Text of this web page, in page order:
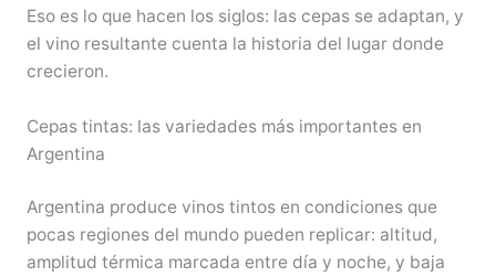
Eso es lo que hacen los siglos: las cepas se adaptan, y
el vino resultante cuenta la historia del lugar donde
crecieron.
Cepas tintas: las variedades más importantes en
Argentina
Argentina produce vinos tintos en condiciones que
pocas regiones del mundo pueden replicar: altitud,
amplitud térmica marcada entre día y noche, y baja